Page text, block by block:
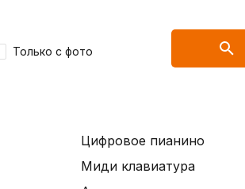
Только с фото
Цифровое пианино
Миди клавиатура